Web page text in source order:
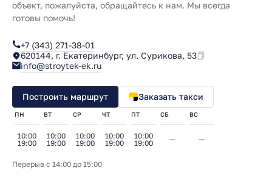
объект, пожалуйста, обращайтесь к нам. Мы всегда
готовы помочь!
+7 (343) 271-38-01
620144, г. Екатеринбург, ул. Сурикова, 53
info@stroytek-ek.ru
Построить маршрут Заказать такси
ПН
10:00
19:00
ВТ
10:00
19:00
СР
10:00
19:00
ЧТ
10:00
19:00
ПТ
10:00
19:00
СБ ВС
Перерыв с 14:00 до 15:00